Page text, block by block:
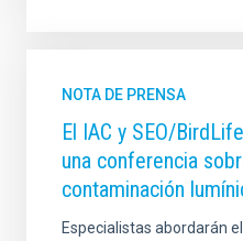
NOTA DE PRENSA
El IAC y SEO/
una conferencia
contaminación
Especialistas abordarán